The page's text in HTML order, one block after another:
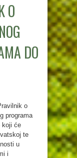
O
DO
o
programa
koji će
te
u
i